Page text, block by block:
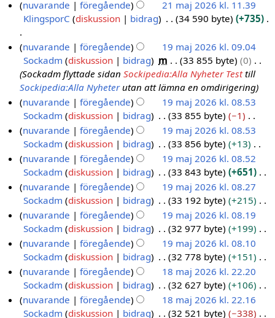
n
t
n
n
g
a
t
n
n
g
n
a
t
n
i
n
g
m
a
n
f
a
t
t
n
n
g
g
s
a
m
m
a
n
a
t
n
i
n
g
i
n
g
s
s
a
m
m
a
n
a
t
n
i
n
g
e
i
n
g
s
s
a
m
m
a
n
a
t
n
i
n
g
6
i
r
n
g
s
s
a
m
m
a
n
a
t
n
i
n
g
r
d
i
g
e
i
n
g
s
s
a
m
m
a
n
f
a
t
n
e
r
e
d
i
g
e
i
n
g
s
s
a
m
m
a
n
f
a
t
I
n
e
n
r
e
d
i
g
e
i
n
g
s
s
a
m
m
a
n
f
a
nuvarande föregående
21 maj 2026 kl. 11.39
KlingsporC diskussion bidrag 34 590 byte +735
I
n
g
e
n
e
d
i
g
r
n
g
s
s
a
m
m
a
a
2
2
nuvarande föregående
19 maj 2026 kl. 09.04
Sockadm diskussion bidrag m 33 855 byte
0
Sockadm flyttade sidanSockipedia:Alla Nyheter Testtill
Sockipedia:Alla Nyheterutan att lämna en omdirigering
nuvarande
föregående
19 maj 2026 kl. 08.53
Sockadm diskussion bidrag 33 855 byte
−1
I
n
g
e
n
r
e
d
g
e
r
n
nuvarande föregående
19 maj 2026 kl. 08.53
Sockadm diskussion bidrag 33 856 byte
+13
I
n
g
e
n
r
e
d
g
e
r
nuvarande föregående
19 maj 2026 kl. 08.52
Sockadm diskussion bidrag 33 843 byte
+651
I
n
g
e
n
r
e
d
g
nuvarande föregående
19 maj 2026 kl. 08.27
Sockadm diskussion bidrag 33 192 byte
+215
I
n
g
e
n
r
e
d
nuvarande föregående
19 maj 2026 kl. 08.19
Sockadm diskussion bidrag 32 977 byte
+199
I
n
g
e
n
r
nuvarande föregående
19 maj 2026 kl. 08.10
Sockadm diskussion bidrag 32 778 byte
+151
I
n
g
e
8
nuvarande föregående
18 maj 2026 kl. 22.20
Sockadm diskussion bidrag 32 627 byte
+106
I
n
nuvarande föregående
18 maj 2026 kl. 22.16
Sockadm diskussion bidrag 32 521 byte
−338